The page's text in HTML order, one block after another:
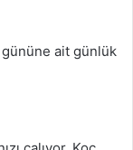
ait günlük